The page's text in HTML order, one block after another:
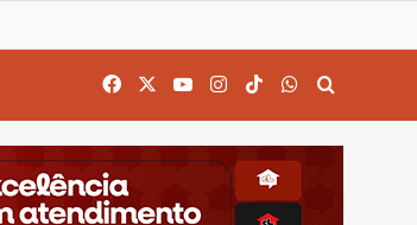
FacebookYouTubeInstagram
TikTokWhatsApp